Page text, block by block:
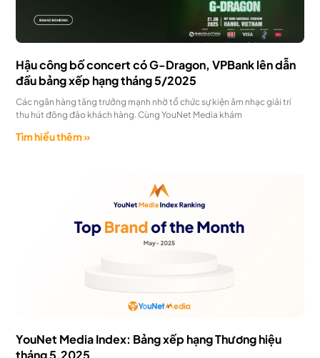
Hậu công bố concert có G-Dragon, VPBank lên dẫn
đầu bảng xếp hạng tháng 5/2025
Các ngân hàng tăng trưởng mạnh nhờ tổ chức sự kiện âm nhạc giải trí
thu hút đông đảo khách hàng. Cùng YouNet Media khám
Tìm hiểu thêm »
YouNet Media Index: Bảng xếp hạng Thương hiệu
tháng 5.2025